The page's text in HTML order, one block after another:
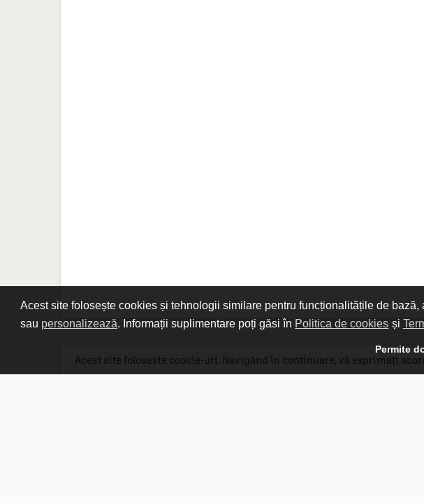
Acest site folosește cookies și tehnologii similare pentru funcționalitățile de
sau personalizează. Informații suplimentare poți găsi în Politica de cookies și
Permite
Linkuri utile  Livrare
Acest site folosește cookie-uri. Navigând în continuare, vă exprimați